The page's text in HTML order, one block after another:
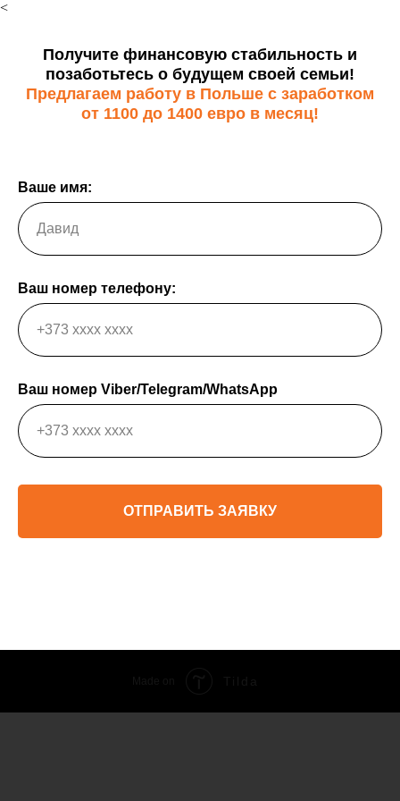
<
Получите финансовую стабильность и
позаботьтесь о будущем своей семьи!
Предлагаем работу в Польше с заработком
от 1100 до 1400 евро в месяц!
Ваше имя:
Ваш номер телефону:
Ваш номер Viber/Telegram/WhatsApp
ОТПРАВИТЬ ЗАЯВКУ